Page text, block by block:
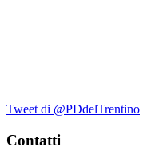
Tweet di @PDdelTrentino
Contatti